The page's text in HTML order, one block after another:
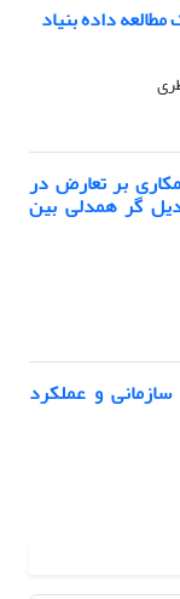
بر تعارض در
گر همدلی بین
و عملکرد